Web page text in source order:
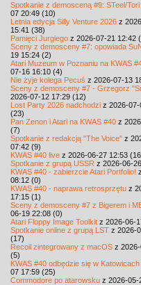
Spotkanie z demosceną #9: STeel/Tori
07 20:49 (10)
Letnia edycja Silly Venture 2026 z
15:41 (38)
Pamięci Jurgiego z 2026-07-21 12:42
Sceny z demosceny #7: opowiada
19 15:24 (2)
Atari Muzeum w Poznaniu na KWAS
07-16 16:10 (4)
Nie żyje kolega Pecuś z 2026-07-13
Sceny z demosceny #7 - Grzegorz
2026-07-12 17:29 (12)
Lost Party 2026 nadchodzi z 2026-07-
(23)
Pan Zenon i Atari na KWAS #40 z
(7)
Spotkanie z redakcją "The Voice" z
07:42 (9)
KWAS #40 live z 2026-06-27 12:53
Spotkanie z grupą USSR z 2026-06-
KWAS #40 - zabierzcie Atari Portfolio!
08:12 (0)
KWAS #40 - naprawa retrosprzętu z
17:15 (1)
Sceny z demosceny #7 z Bigerem i
06-19 22:08 (0)
Atari Floppy Image Toolkit z 2026-06-
Spotkanie online z grupą LST z 2026-
(17)
Recoil zintegrowany z macOS z
(5)
KWAS #40 odbędzie się w Katowicach
07 17:59 (25)
Commodore po atarowsku z 2026-05-